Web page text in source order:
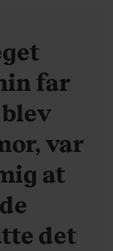
far
var
at
det